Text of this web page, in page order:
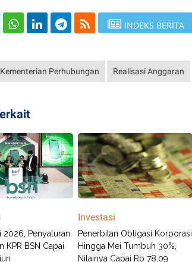
INDEKS BERITA
Kementerian Perhubungan Realisasi Anggaran
2026, Penyaluran
KPR BSN Capai
Investasi
Penerbitan Obligasi Korporasi
Hingga Mei Tumbuh 30%,
Nilainya Capai Rp 78,09